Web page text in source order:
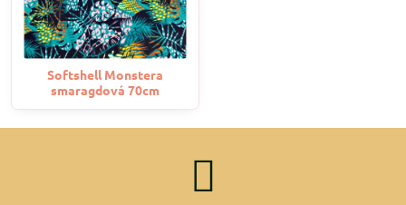
Softshell Monstera
smaragdová 70cm